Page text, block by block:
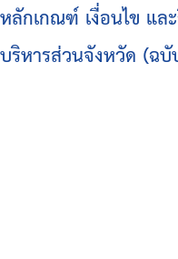
หลักเกณฑ์ เงื่อนไข แล
บริหารส่วนจังหวัด (ฉ